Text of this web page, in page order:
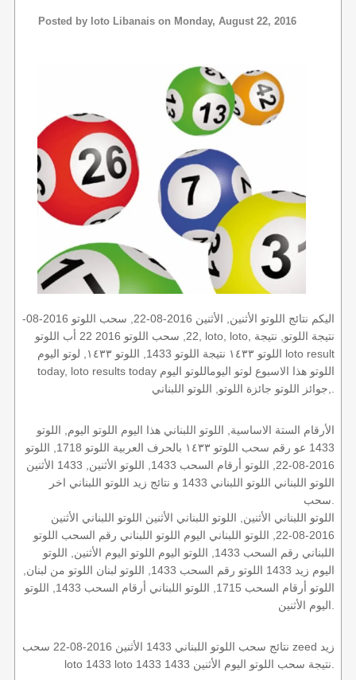
Posted by loto Libanaison Monday, August 22, 2016
اليكم نتائج اللوتو الأثنين, الأثنين 2016-08-22, سحب اللوتو 2016-08-
22, سحب اللوتو 2016 22 أب اللوتو, loto, loto, نتيجة اللوتو, نتيجة
اللوتو ١٤٣٣ نتيجة اللوتو 1433, اللوتو ١٤٣٣, لوتو اليوم loto result
today, loto results today اللوتو هذا الاسبوع لوتو اليوماللوتو اليوم
الأرقام الستة الاساسية, اللوتو اللبناني هذا اليوم اللوتو اليوم, اللوتو
1433 عو رقم سحب اللوتو ١٤٣٣ بالحرف العربية اللوتو 1718, اللوتو
2016-08-22, اللوتو أرقام السحب 1433, اللوتو الأثنين, 1433 الأثنين
اللوتو اللبناني اللوتو اللبناني 1433 و نتائج زيد اللوتو اللبناني اخر
اللوتو اللبناني الأثنين, اللوتو اللبناني الأثنين اللوتو اللبناني الأثنين
2016-08-22, اللوتو اللبناني اليوم اللوتو اللبناني رقم السحب اللوتو
اللبناني رقم السحب 1433, اللوتو اليوم اللوتو اليوم الأثنين, اللوتو
اليوم زيد 1433 اللوتو رقم السحب 1433, اللوتو لبنان اللوتو من لبنان,
اللوتو أرقام السحب 1715, اللوتو اللبناني أرقام السحب 1433, اللوتو
نتائج سحب اللوتو اللبناني 1433 الأثنين 2016-08-22 سحب zeed زيد